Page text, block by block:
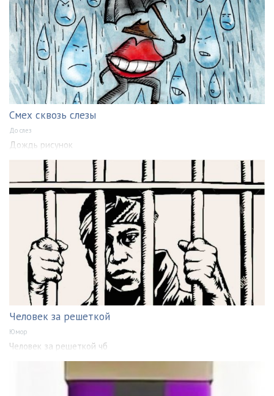
Смех сквозь слезы
До слез
Дождь рисунок
Человек за решеткой
Юмор
Человек за решеткой чб